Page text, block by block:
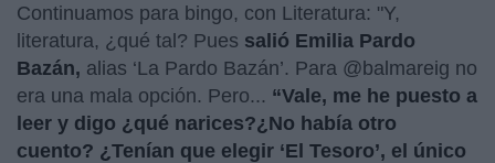
Continuamos para bingo, con Literatura: "Y,
literatura, ¿qué tal? Pues salió Emilia Pardo
Bazán, alias ‘La Pardo Bazán’. Para @balmareig no
era una mala opción. Pero... “Vale, me he puesto a
leer y digo ¿qué narices?¿No había otro
cuento? ¿Tenían que elegir ‘El Tesoro’, el único